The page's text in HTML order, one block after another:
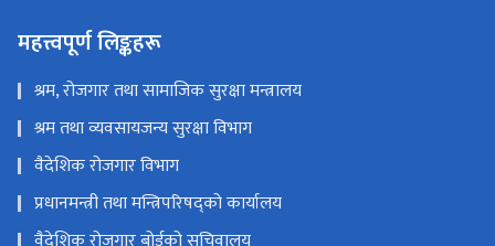
महत्त्वपूर्ण लिङ्कहरू
श्रम, रोजगार तथा सामाजिक सुरक्षा मन्त्रालय
श्रम तथा व्यवसायजन्य सुरक्षा विभाग
वैदेशिक रोजगार विभाग
प्रधानमन्त्री तथा मन्त्रिपरिषद्को कार्यालय